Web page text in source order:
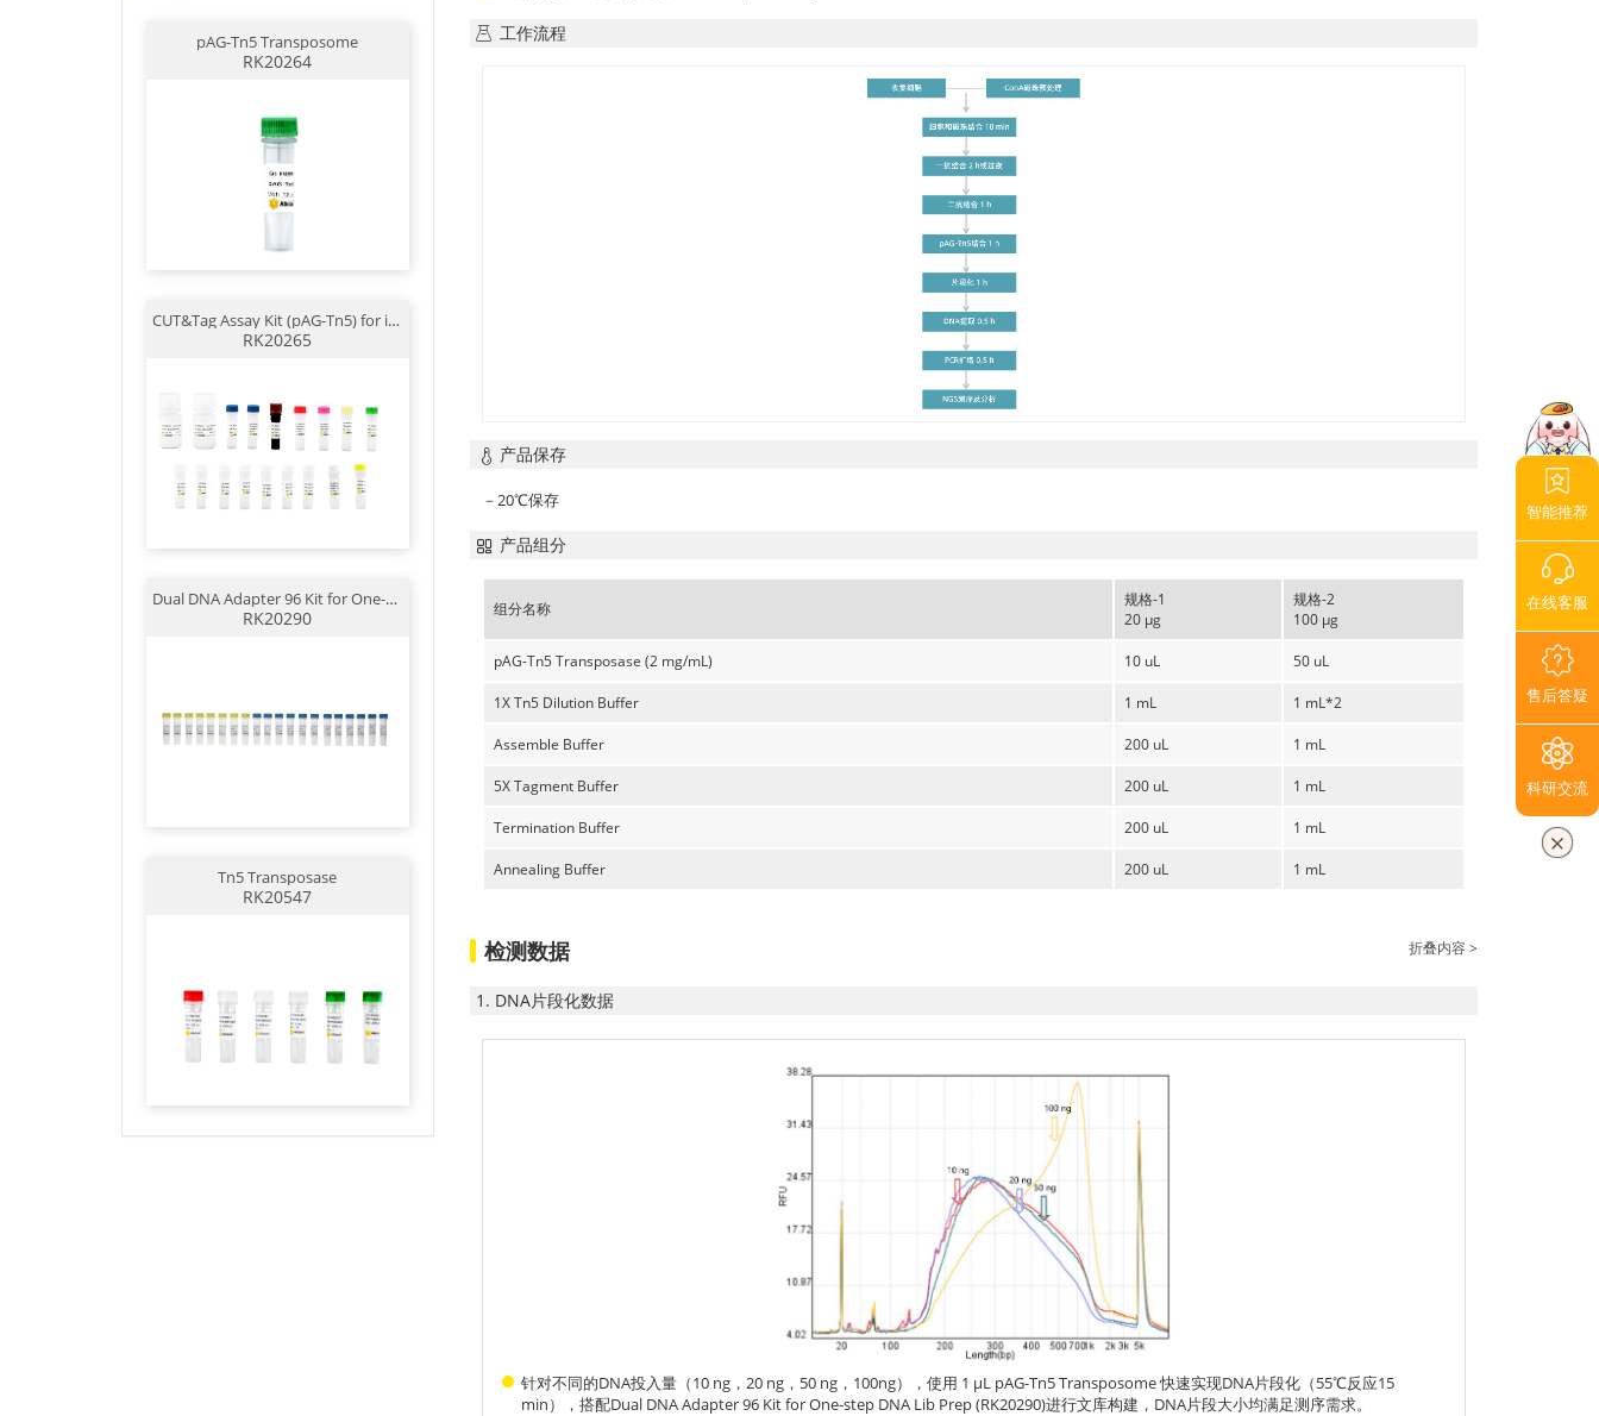
pAG-Tn5 Transposome
RK20264
CUT&Tag Assay Kit (pAG-Tn5) for illumina
RK20265
Dual DNA Adapter 96 Kit for One-step DNA Lib Prep
RK20290
Tn5 Transposase
RK20547
工作流程
产品保存
－20℃保存
产品组分
组分名称
规格-1
20 μg
规格-2
100 μg
pAG-Tn5 Transposase (2 mg/mL) 10 uL 50 uL
1X Tn5 Dilution Buffer 1 mL 1 mL*2
Assemble Buffer 200 uL 1 mL
5X Tagment Buffer 200 uL 1 mL
Termination Buffer 200 uL 1 mL
Annealing Buffer 200 uL 1 mL
检测数据 折叠内容 >
1. DNA片段化数据
针对不同的DNA投入量（10 ng，20 ng，50 ng，100ng），使用 1 μL pAG-Tn5 Transposome 快速实现DNA片段化（55℃反应15
min），搭配Dual DNA Adapter 96 Kit for One-step DNA Lib Prep (RK20290)进行文库构建，DNA片段大小均满足测序需求。
智能推荐
在线客服
售后答疑
科研交流